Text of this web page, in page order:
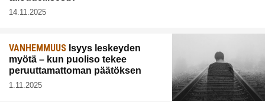
14.11.2025
VANHEMMUUS Isyys leskeyden
myötä – kun puoliso tekee
peruuttamattoman päätöksen
1.11.2025